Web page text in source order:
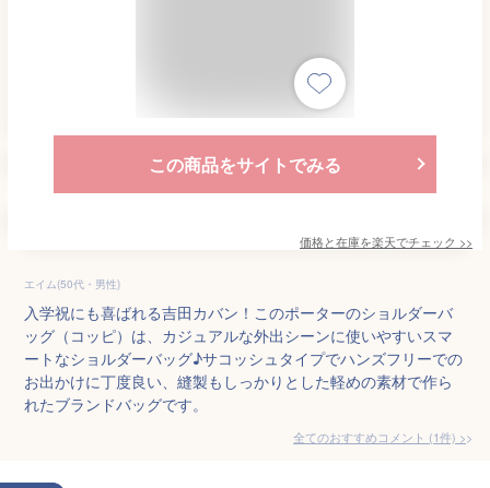
この商品をサイトでみる
価格と在庫を楽天でチェック >>
エイム(50代・男性)
入学祝にも喜ばれる吉田カバン！このポーターのショルダーバ
ッグ（コッピ）は、カジュアルな外出シーンに使いやすいスマ
ートなショルダーバッグ♪サコッシュタイプでハンズフリーでの
お出かけに丁度良い、縫製もしっかりとした軽めの素材で作ら
れたブランドバッグです。
全てのおすすめコメント (1件) >